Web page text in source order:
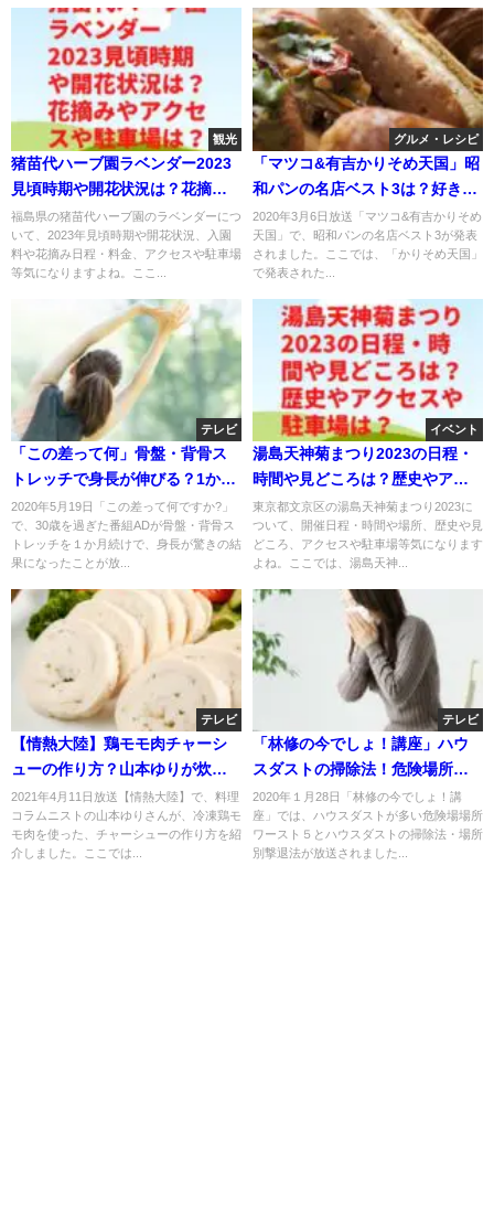
観光
猪苗代ハーブ園ラベンダー2023
見頃時期や開花状況は？花摘み
やアクセスや駐車場は？
福島県の猪苗代ハーブ園のラベンダーにつ
いて、2023年見頃時期や開花状況、入園
料や花摘み日程・料金、アクセスや駐車場
等気になりますよね。ここ...
グルメ・レシピ
「マツコ&有吉かりそめ天国」昭
和パンの名店ベスト3は？好きな
惣菜パンは？
2020年3月6日放送「マツコ&有吉かりそめ
天国」で、昭和パンの名店ベスト3が発表
されました。ここでは、「かりそめ天国」
で発表された...
テレビ
「この差って何」骨盤・背骨ス
トレッチで身長が伸びる？1か月
継続した結果は？
2020年5月19日「この差って何ですか?」
で、30歳を過ぎた番組ADが骨盤・背骨ス
トレッチを１か月続けで、身長が驚きの結
果になったことが放...
イベント
湯島天神菊まつり2023の日程・
時間や見どころは？歴史やアク
セスや駐車場は？
東京都文京区の湯島天神菊まつり2023に
ついて、開催日程・時間や場所、歴史や見
どころ、アクセスや駐車場等気になります
よね。ここでは、湯島天神...
テレビ
【情熱大陸】鶏モモ肉チャーシ
ューの作り方？山本ゆりが炊飯
器で？4月11日
2021年4月11日放送【情熱大陸】で、料理
コラムニストの山本ゆりさんが、冷凍鶏モ
モ肉を使った、チャーシューの作り方を紹
介しました。ここでは...
テレビ
「林修の今でしょ！講座」ハウ
スダストの掃除法！危険場所別
撃退法？
2020年１月28日「林修の今でしょ！講
座」では、ハウスダストが多い危険場場所
ワースト５とハウスダストの掃除法・場所
別撃退法が放送されました...